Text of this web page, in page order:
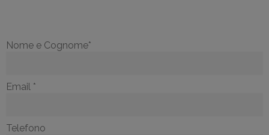
Nome e Cognome*
Email *
Telefono